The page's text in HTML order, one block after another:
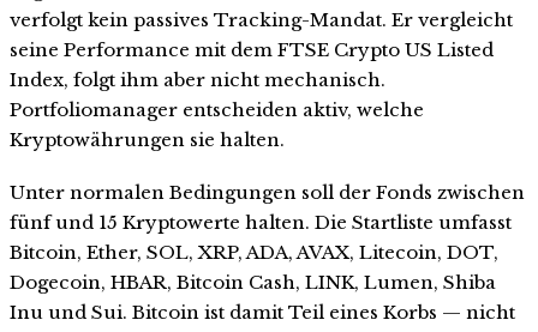
verfolgt kein passives Tracking-Mandat. Er vergleicht
seine Performance mit dem FTSE Crypto US Listed
Index, folgt ihm aber nicht mechanisch.
Portfoliomanager entscheiden aktiv, welche
Kryptowährungen sie halten.
Unter normalen Bedingungen soll der Fonds zwischen
fünf und 15 Kryptowerte halten. Die Startliste umfasst
Bitcoin, Ether, SOL, XRP, ADA, AVAX, Litecoin, DOT,
Dogecoin, HBAR, Bitcoin Cash, LINK, Lumen, Shiba
Inu und Sui. Bitcoin ist damit Teil eines Korbs — nicht